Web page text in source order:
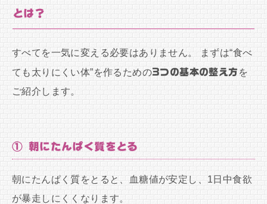
とは？
すべてを一気に変える必要はありません。 まずは“食べ
ても太りにくい体”を作るための3つの基本の整え方 を
ご紹介します。
① 朝にたんぱく質をとる
朝にたんぱく質をとると、血糖値が安定し、1日中食欲
が暴走しにくくなります。